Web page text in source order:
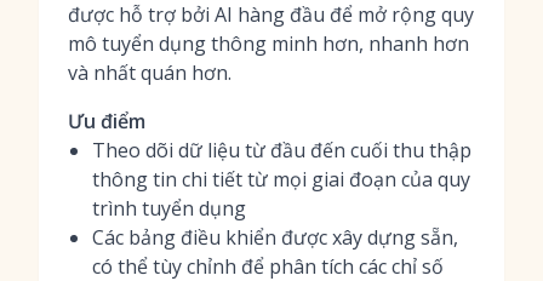
được hỗ trợ bởi AI hàng đầu để mở rộng quy
mô tuyển dụng thông minh hơn, nhanh hơn
và nhất quán hơn.
Ưu điểm
Theo dõi dữ liệu từ đầu đến cuối thu thập
thông tin chi tiết từ mọi giai đoạn của quy
trình tuyển dụng
Các bảng điều khiển được xây dựng sẵn,
có thể tùy chỉnh để phân tích các chỉ số